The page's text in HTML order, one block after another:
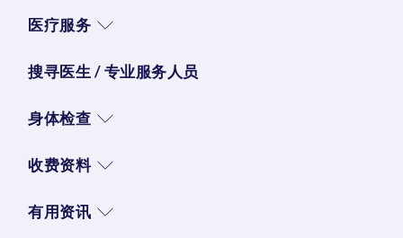
医疗服务
搜寻医生 / 专业服务人员
身体检查
收费资料
有用资讯